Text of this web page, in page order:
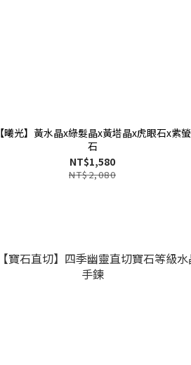
【曦光】黃水晶x綠髮晶x黃塔晶x虎眼石x紫螢
石
NT$1,580
NT$2,080